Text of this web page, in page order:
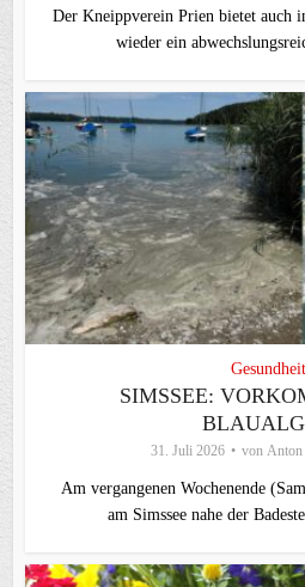
Der Kneippverein Prien bietet auch
wieder ein
Gesundheit
SIMSSEE:
31. Juli 2026 von Anton
Am vergangenen Wochenende
am Simssee nahe der